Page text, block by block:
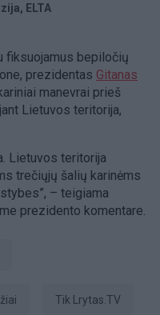
ELTA
fiksuojamus bepiločių
prezidentas Gitanas
manevrai prieš
Lietuvos teritorija,
Lietuvos teritorija
trečiųjų šalių karinėms
– teigiama
prezidento komentare.
tik Lrytas.TV